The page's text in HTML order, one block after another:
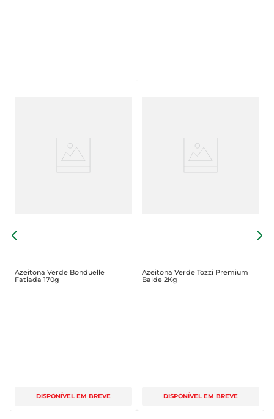
Azeitona Verde Bonduelle
Fatiada 170g
DISPONÍVEL EM BREVE
Azeitona Verde Tozzi Premium
Balde 2Kg
DISPONÍVEL EM BREVE